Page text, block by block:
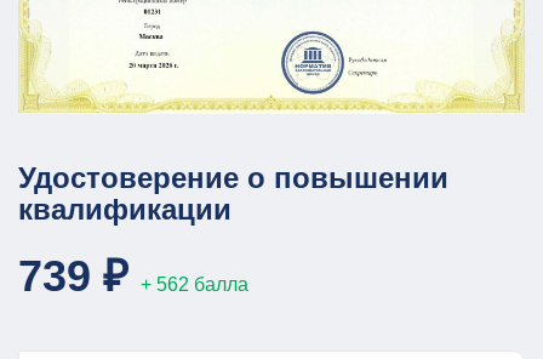
Удостоверение о повышении
квалификации
739 ₽ + 562 балла